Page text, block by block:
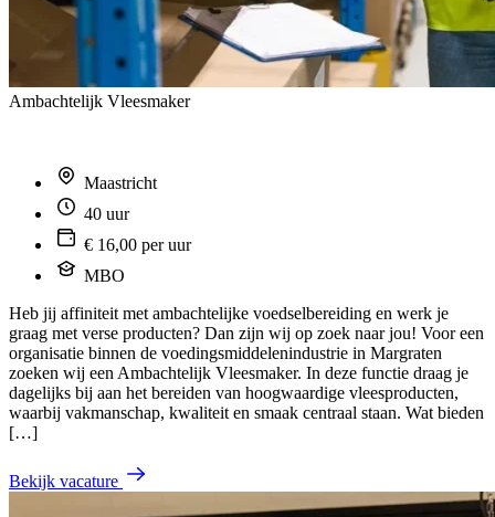
Ambachtelijk Vleesmaker
Maastricht
40 uur
€ 16,00 per uur
MBO
Heb jij affiniteit met ambachtelijke voedselbereiding en werk je
graag met verse producten? Dan zijn wij op zoek naar jou! Voor een
organisatie binnen de voedingsmiddelenindustrie in Margraten
zoeken wij een Ambachtelijk Vleesmaker. In deze functie draag je
dagelijks bij aan het bereiden van hoogwaardige vleesproducten,
waarbij vakmanschap, kwaliteit en smaak centraal staan. Wat bieden
[…]
Bekijk vacature